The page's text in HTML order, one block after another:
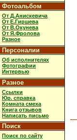
Фотоальбом
От Д.Анискевича
От Е.Гиршева
От В.Окунева
От Я.Фролова
Разное
Персоналии
Об исполнителях
Фотографии
Интервью
Разное
Ссылки
Юр. справка
Комната смеха
Книга отзывов
Написать письмо
Поиск
Поиск по сайту